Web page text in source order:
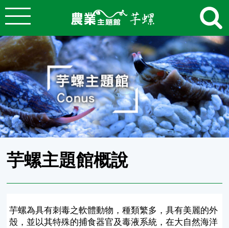
跳到主要內容
農業知識入口網
芋螺主題館概說
芋螺為具有刺毒之軟體動物，種類繁多，具有美麗的外
殼，並以其特殊的捕食器官及毒液系統，在大自然海洋